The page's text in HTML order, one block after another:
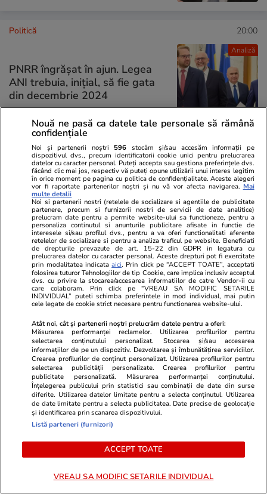
Analiză
Politică 20:00
PNRR îngrășat în ajun. Legea
ANI trebuia, inițial, să fie gata
din decembrie 2024
PARTENERI
Un expert în migrație
internațională pune la îndoială
spontaneitatea valului de
migranți din Ceuta: „Seamănă
foarte mult cu ceea ce am văzut
la granița Belarus-Polonia”
Transferă
Mihai
din poarta
PARTENERI
Nouă ne pasă ca datele tale personale să rămână
confidențiale
Noi și partenerii noștri 596 stocăm și/sau accesăm informații pe
dispozitivul dvs., precum identificatorii cookie unici pentru prelucrarea
datelor cu caracter personal. Puteți accepta sau gestiona preferințele dvs.
făcând clic mai jos, respectiv vă puteți opune utilizării unui interes legitim
în orice moment pe pagina cu politica de confidențialitate. Aceste alegeri
vor fi raportate partenerilor noștri și nu vă vor afecta navigarea. Mai
multe detalii
Noi si partenerii nostri (retelele de socializare si agentiile de publicitate
partenere, precum si furnizorii nostri de servicii de date analitice)
prelucram date pentru a permite website-ului sa functioneze, pentru a
personaliza continutul si anunturile publicitare afisate in functie de
interesele si/sau profilul dvs., pentru a va oferi functionalitati aferente
retelelor de socializare si pentru a analiza traficul pe website. Beneficiati
de drepturile prevazute de art. 15-22 din GDPR in legatura cu
prelucrarea datelor cu caracter personal. Aceste drepturi pot fi exercitate
prin modalitatea indicataaici. Prin click pe “ACCEPT TOATE”, acceptati
folosirea tuturor Tehnologiilor de tip Cookie, care implica inclusiv acceptul
dvs. cu privire la stocarea/accesarea informatiilor de catre Vendor-ii cu
care colaboram. Prin click pe “VREAU SA MODIFIC SETARILE
INDIVIDUAL” puteti schimba preferintele in mod individual, mai putin
cele legate de cookie strict necesare pentru functionarea website-ului.
Atât noi, cât și partenerii noștri prelucrăm datele pentru a oferi:
Măsurarea performanței reclamelor. Utilizarea profilurilor pentru
selectarea conținutului personalizat. Stocarea și/sau accesarea
informațiilor de pe un dispozitiv. Dezvoltarea și îmbunătățirea serviciilor.
Crearea profilurilor de conținut personalizat. Utilizarea profilurilor pentru
selectarea publicității personalizate. Crearea profilurilor pentru
publicitate personalizată. Măsurarea performanței conținutului.
Înțelegerea publicului prin statistici sau combinații de date din surse
diferite. Utilizarea datelor limitate pentru a selecta conținutul. Utilizarea
de date limitate pentru a selecta publicitatea. Date precise de geolocație
și identificarea prin scanarea dispozitivului.
Listă parteneri (furnizori)
ACCEPT TOATE
VREAU SA MODIFIC SETARILE INDIVIDUAL